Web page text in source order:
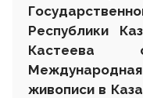
Республики
Кастеева
Международная
живописи в